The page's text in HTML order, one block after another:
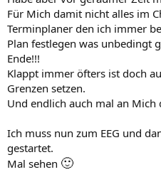
Für Mich damit nicht alles im
Terminplaner den ich immer
Plan festlegen was unbedingt
Ende!!!
Klappt immer öfters ist doch
Grenzen setzen.
Und endlich auch mal an Mich
Ich muss nun zum EEG und
gestartet.
Mal sehen 🙂